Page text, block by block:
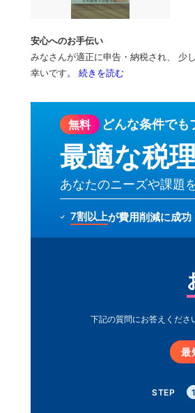
安心へのお手伝い
みなさんが適正に申告・納税され、 少
幸いです。 続きを読む
無料 どんな条件でも
最適な税
あなたのニーズや課題
7割以上が費用削減に成功
下記の質問にお答えくださ
最
STEP 1